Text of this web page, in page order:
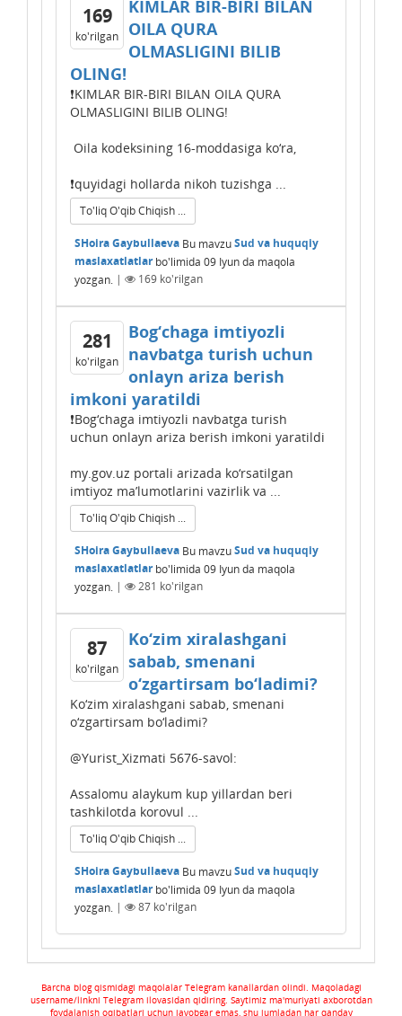
169
ko'rilgan
KIMLAR BIR-BIRI BILAN
OILA QURA
OLMASLIGINI BILIB
OLING!
❗️KIMLAR BIR-BIRI BILAN OILA QURA
OLMASLIGINI BILIB OLING!
Oila kodeksining 16-moddasiga ko‘ra,
❗️quyidagi hollarda nikoh tuzishga ...
To'liq O'qib Chiqish ...
SHoira Gaybullaeva Bu mavzuSud va huquqiy
maslaxatlatlarbo'limida 09 Iyunda maqola
yozgan. | 169 ko'rilgan
281
ko'rilgan
Bog‘chaga imtiyozli
navbatga turish uchun
onlayn ariza berish
imkoni yaratildi
❗️Bog‘chaga imtiyozli navbatga turish
uchun onlayn ariza berish imkoni yaratildi
my.gov.uz portali arizada ko‘rsatilgan
imtiyoz ma’lumotlarini vazirlik va ...
To'liq O'qib Chiqish ...
SHoira Gaybullaeva Bu mavzuSud va huquqiy
maslaxatlatlarbo'limida 09 Iyunda maqola
yozgan. | 281 ko'rilgan
87
ko'rilgan
Ko‘zim xiralashgani
sabab, smenani
o‘zgartirsam bo‘ladimi?
Ko‘zim xiralashgani sabab, smenani
o‘zgartirsam bo‘ladimi?
@Yurist_Xizmati 5676-savol:
Assalomu alaykum kup yillardan beri
tashkilotda korovul ...
To'liq O'qib Chiqish ...
SHoira Gaybullaeva Bu mavzuSud va huquqiy
maslaxatlatlarbo'limida 09 Iyunda maqola
yozgan. | 87 ko'rilgan
Barcha blog qismidagi maqolalar Telegram kanallardan olindi. Maqoladagi
username/linkni Telegram ilovasidan qidiring. Saytimiz ma'muriyati axborotdan
foydalanish oqibatlari uchun javobgar emas, shu jumladan har qanday